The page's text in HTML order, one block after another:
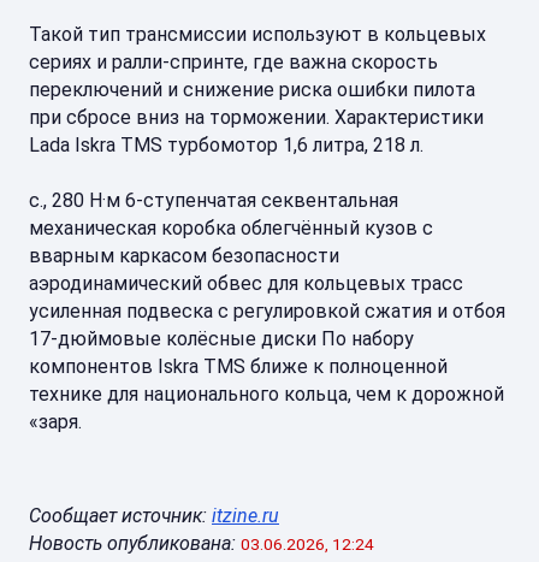
Такой тип трансмиссии используют в кольцевых
сериях и ралли-спринте, где важна скорость
переключений и снижение риска ошибки пилота
при сбросе вниз на торможении. Характеристики
Lada Iskra TMS турбомотор 1,6 литра, 218 л.
с., 280 Н·м 6-ступенчатая секвентальная
механическая коробка облегчённый кузов с
вварным каркасом безопасности
аэродинамический обвес для кольцевых трасс
усиленная подвеска с регулировкой сжатия и отбоя
17-дюймовые колёсные диски По набору
компонентов Iskra TMS ближе к полноценной
технике для национального кольца, чем к дорожной
«заря.
Сообщает источник: itzine.ru
Новость опубликована: 03.06.2026, 12:24